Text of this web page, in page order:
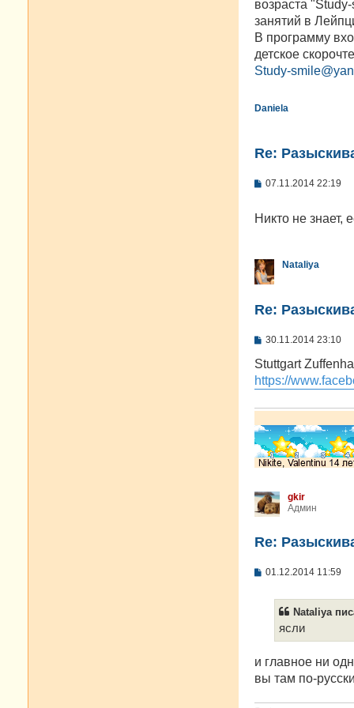
и
е
возраста
занятий в
В программу
детское
Study-
Daniela
Re:
С
б
и
е
07.11.2014 22:19
Никто не знает,
Nataliya
Re:
С
о
щ
н
е
30.11.2014 23:10
Stuttgart
https://
gkir
Админ
Re:
С
е
01.12.2014 11:59
Nataliya
ясли
и главное ни
вы там по-